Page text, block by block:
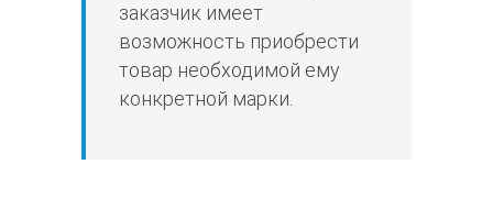
заказчик имеет
возможность приобрести
товар необходимой ему
конкретной марки.